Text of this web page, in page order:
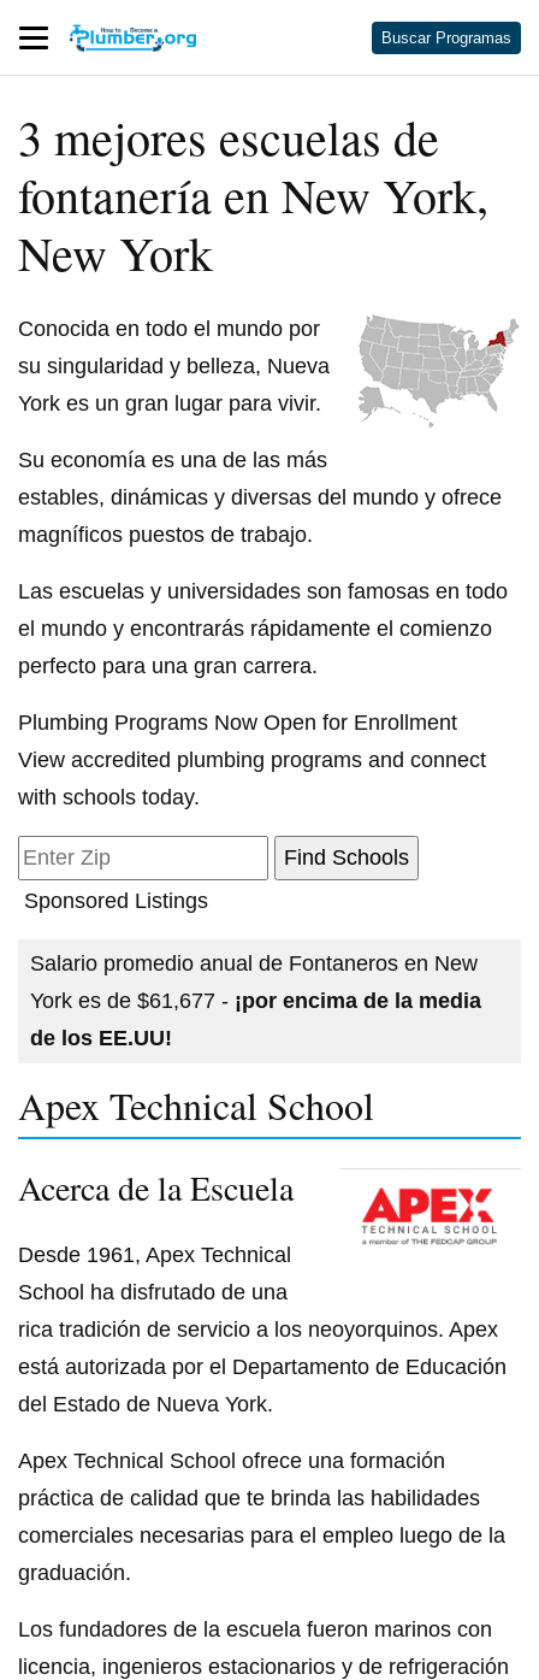
Buscar Programas
3 mejores escuelas de
fontanería en New York,
New York
Conocida en todo el mundo por
su singularidad y belleza, Nueva
York es un gran lugar para vivir.
Su economía es una de las más
estables, dinámicas y diversas del mundo y ofrece
magníficos puestos de trabajo.
Las escuelas y universidades son famosas en todo
el mundo y encontrarás rápidamente el comienzo
perfecto para una gran carrera.
Plumbing Programs Now Open for Enrollment
View accredited plumbing programs and connect
with schools today.
Sponsored Listings
Salario promedio anual de Fontaneros en New
York es de $61,677 - ¡por encima de la media
de los EE.UU!
Apex Technical School
Acerca de la Escuela
Desde 1961, Apex Technical
School ha disfrutado de una
rica tradición de servicio a los neoyorquinos. Apex
está autorizada por el Departamento de Educación
del Estado de Nueva York.
Apex Technical School ofrece una formación
práctica de calidad que te brinda las habilidades
comerciales necesarias para el empleo luego de la
graduación.
Los fundadores de la escuela fueron marinos con
licencia, ingenieros estacionarios y de refrigeración